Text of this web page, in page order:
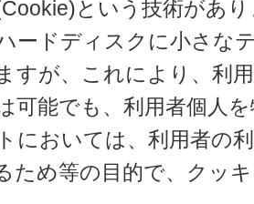
という技術があ
ードディスクに小さな
すが、これにより、利
可能でも、利用者個人
においては、利用者の
ため等の目的で、クッ